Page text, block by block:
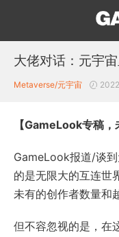
大佬对话：元宇
Metaverse/元宇宙
【GameLook专稿，
GameLook报道/谈
的是无限大的互连世
未有的创作者数量和
但不容忽视的是，在